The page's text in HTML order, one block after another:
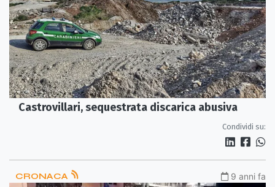
Castrovillari, sequestrata discarica abusiva
Condividi su:
CRONACA 9 anni fa